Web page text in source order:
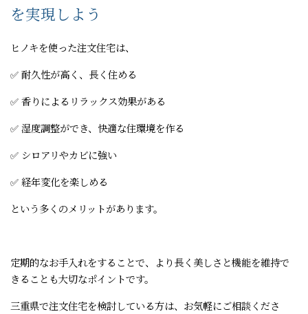
を実現しよう
ヒノキを使った注文住宅は、
✅ 耐久性が高く、長く住める
✅ 香りによるリラックス効果がある
✅ 湿度調整ができ、快適な住環境を作る
✅ シロアリやカビに強い
✅ 経年変化を楽しめる
という多くのメリットがあります。
定期的なお手入れをすることで、より長く美しさと機能を維持で
きることも大切なポイントです。
三重県で注文住宅を検討している方は、お気軽にご相談くださ